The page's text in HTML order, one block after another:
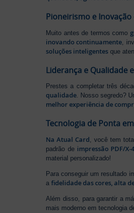
Pioneirismo e
Muito antes de termos como
inovando continuamente ,
soluções inteligentes que
Liderança e Qualidade
Prestes a completar três
qualidade. Nosso segredo?
melhor experiência de
Tecnologia de Ponta
Na Atual Card, você tem
padrão de impressão PDF/X-4
material personalizado!
Para conseguir um resultado
afidelidade das cores, alta
Além disso, para garantir a
mais moderno em tecnologia